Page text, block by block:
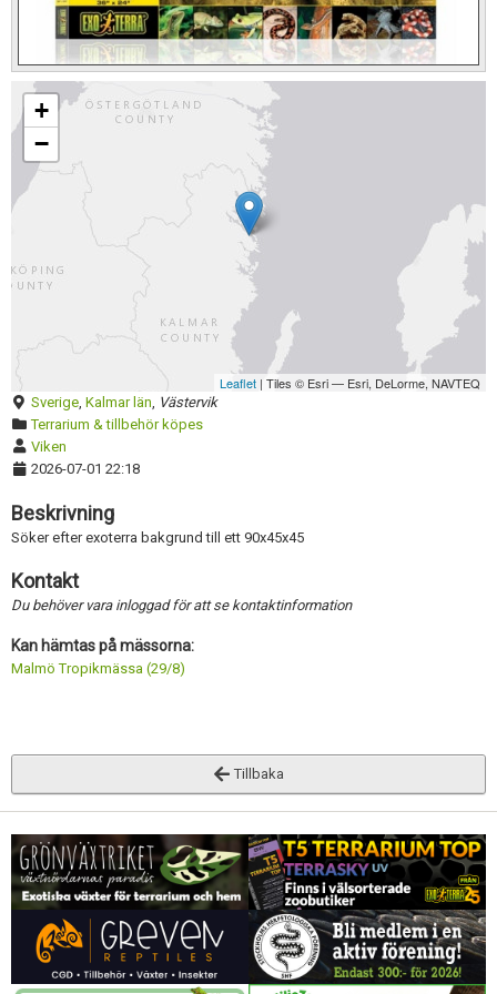
+
−
Leaflet | Tiles © Esri — Esri, DeLorme, NAVTEQ
Sverige, Kalmar län, Västervik
Terrarium & tillbehör köpes
Viken
2026-07-01 22:18
Beskrivning
Söker efter exoterra bakgrund till ett 90x45x45
Kontakt
Du behöver vara inloggad för att se kontaktinformation
Kan hämtas på mässorna:
Malmö Tropikmässa (29/8)
Tillbaka
Förnya annons
Kan förnyas om
Aktivera annons
Inaktivera annons
Radera annons
Redigera annons